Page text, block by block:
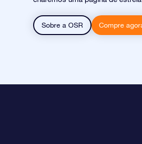
Sobre a OSR Compre